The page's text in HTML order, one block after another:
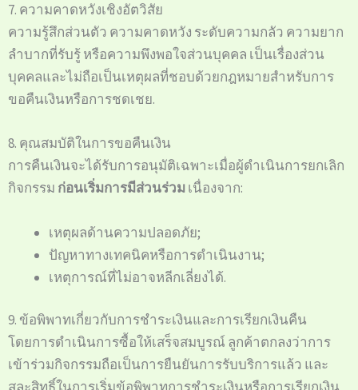
7. ความคาดหวังเชิงอัตวิสัย
ความรู้สึกส่วนตัว ความคาดหวัง ระดับความกลัว ความยาก
ลำบากที่รับรู้ หรือความพึงพอใจส่วนบุคคล เป็นเรื่องส่วน
บุคคลและไม่ถือเป็นเหตุผลที่ชอบด้วยกฎหมายสำหรับการ
ขอคืนเงินหรือการชดเชย.
8. คุณสมบัติในการขอคืนเงิน
การคืนเงินจะได้รับการอนุมัติเฉพาะเมื่อผู้ดำเนินการยกเลิก
กิจกรรม ก่อนเริ่มการมีส่วนร่วมเนื่องจาก:
เหตุผลด้านความปลอดภัย;
ปัญหาทางเทคนิคหรือการดำเนินงาน;
เหตุการณ์ที่ไม่อาจหลีกเลี่ยงได้.
9. ข้อพิพาทเกี่ยวกับการชำระเงินและการเรียกเงินคืน
โดยการดำเนินการซื้อให้เสร็จสมบูรณ์ ลูกค้าตกลงว่าการ
เข้าร่วมกิจกรรมถือเป็นการยืนยันการรับบริการแล้ว และ